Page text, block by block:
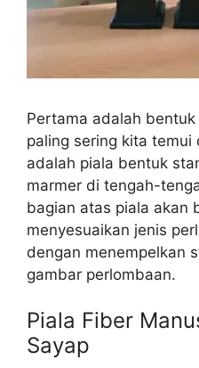
Pertama adalah
paling sering kita temui
adalah piala bentuk
marmer di tengah-
bagian atas piala akan
menyesuaikan jenis
dengan menempelkan
gambar perlombaan.
Piala Fiber
Sayap